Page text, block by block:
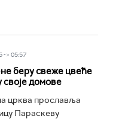
-> 05:57
беру свеже цвеће
своје домове
црква прославља
Параскеву